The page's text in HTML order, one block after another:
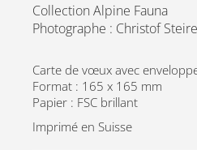
Collection Alpine Fauna
Photographe : Christof
Carte de vœux avec
Format : 165 x 165 mm
Papier : FSC brillant
Imprimé en Suisse